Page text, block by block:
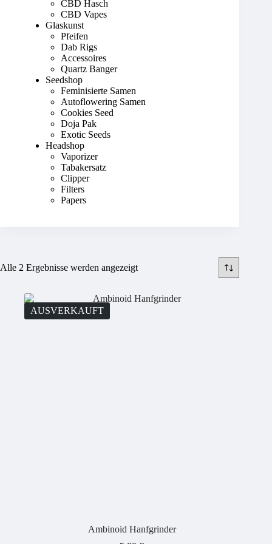
Alle 2 Ergebnisse werden angezeigt
AUSVERKAUFT
Ambinoid Hanfgrinder
CBD Hasch
CBD Vapes
Glaskunst
Pfeifen
Dab Rigs
Accessoires
Quartz Banger
Seedshop
Feminisierte Samen
Autoflowering Samen
Cookies Seed
Doja Pak
Exotic Seeds
Headshop
Vaporizer
Tabakersatz
Clipper
Filters
Papers